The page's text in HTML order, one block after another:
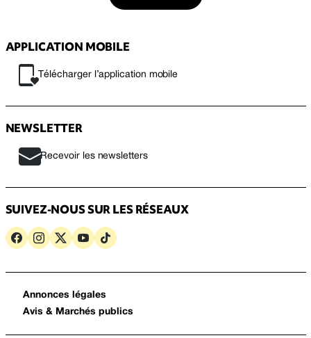
APPLICATION MOBILE
Télécharger l’application mobile
NEWSLETTER
Recevoir les newsletters
SUIVEZ-NOUS SUR LES RÉSEAUX
Annonces légales
Avis & Marchés publics